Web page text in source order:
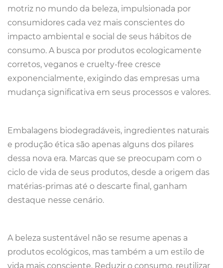
motriz no mundo da beleza, impulsionada por
consumidores cada vez mais conscientes do
impacto ambiental e social de seus hábitos de
consumo. A busca por produtos ecologicamente
corretos, veganos e cruelty-free cresce
exponencialmente, exigindo das empresas uma
mudança significativa em seus processos e valores.
Embalagens biodegradáveis, ingredientes naturais
e produção ética são apenas alguns dos pilares
dessa nova era. Marcas que se preocupam com o
ciclo de vida de seus produtos, desde a origem das
matérias-primas até o descarte final, ganham
destaque nesse cenário.
A beleza sustentável não se resume apenas a
produtos ecológicos, mas também a um estilo de
vida mais consciente. Reduzir o consumo, reutilizar